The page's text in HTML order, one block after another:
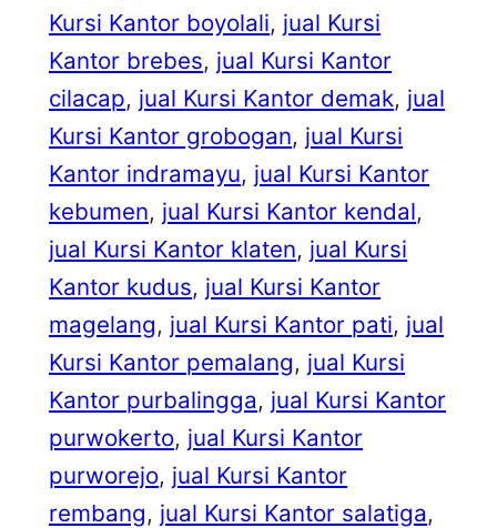
Kursi Kantor boyolali, jual Kursi
Kantor brebes, jual Kursi Kantor
cilacap, jual Kursi Kantor demak, jual
Kursi Kantor grobogan, jual Kursi
Kantor indramayu, jual Kursi Kantor
kebumen, jual Kursi Kantor kendal
jual Kursi Kantor klaten, jual Kursi
Kantor kudus, jual Kursi Kantor
magelang, jual Kursi Kantor pati, jual
Kursi Kantor pemalang, jual Kursi
Kantor purbalingga, jual Kursi Kantor
purwokerto, jual Kursi Kantor
purworejo, jual Kursi Kantor
rembang, jual Kursi Kantor salatiga